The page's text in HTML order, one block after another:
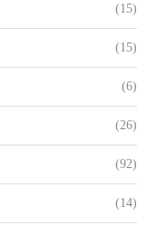
(15)
(15)
(6)
(26)
(92)
(14)